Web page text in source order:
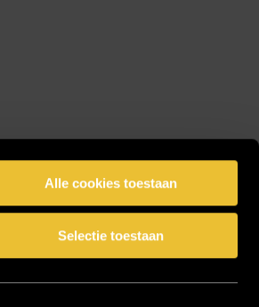
Alle cookies toestaan
Selectie toestaan
facebookpinterestlinkedininstagram